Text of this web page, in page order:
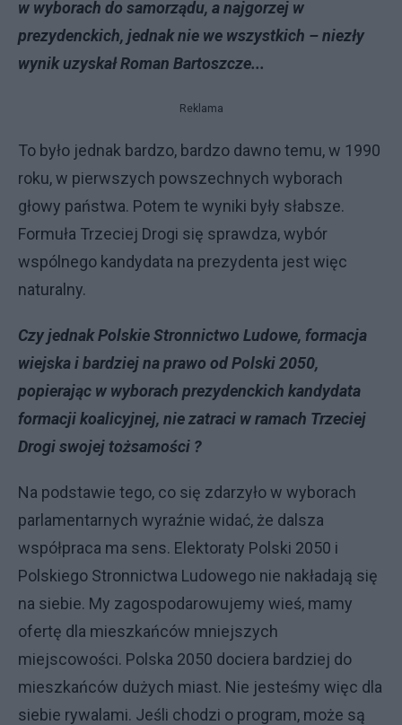
w wyborach do samorządu, a najgorzej w
prezydenckich, jednak nie we wszystkich – niezły
wynik uzyskał Roman Bartoszcze...
Reklama
To było jednak bardzo, bardzo dawno temu, w 1990
roku, w pierwszych powszechnych wyborach
głowy państwa. Potem te wyniki były słabsze.
Formuła Trzeciej Drogi się sprawdza, wybór
wspólnego kandydata na prezydenta jest więc
naturalny.
Czy jednak Polskie Stronnictwo Ludowe, formacja
wiejska i bardziej na prawo od Polski 2050,
popierając w wyborach prezydenckich kandydata
formacji koalicyjnej, nie zatraci w ramach Trzeciej
Drogi swojej tożsamości ?
Na podstawie tego, co się zdarzyło w wyborach
parlamentarnych wyraźnie widać, że dalsza
współpraca ma sens. Elektoraty Polski 2050 i
Polskiego Stronnictwa Ludowego nie nakładają się
na siebie. My zagospodarowujemy wieś, mamy
ofertę dla mieszkańców mniejszych
miejscowości. Polska 2050 dociera bardziej do
mieszkańców dużych miast. Nie jesteśmy więc dla
siebie rywalami. Jeśli chodzi o program, może są